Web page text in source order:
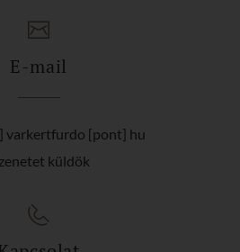
E-mail
varkertfurdo [pont] hu
küldök